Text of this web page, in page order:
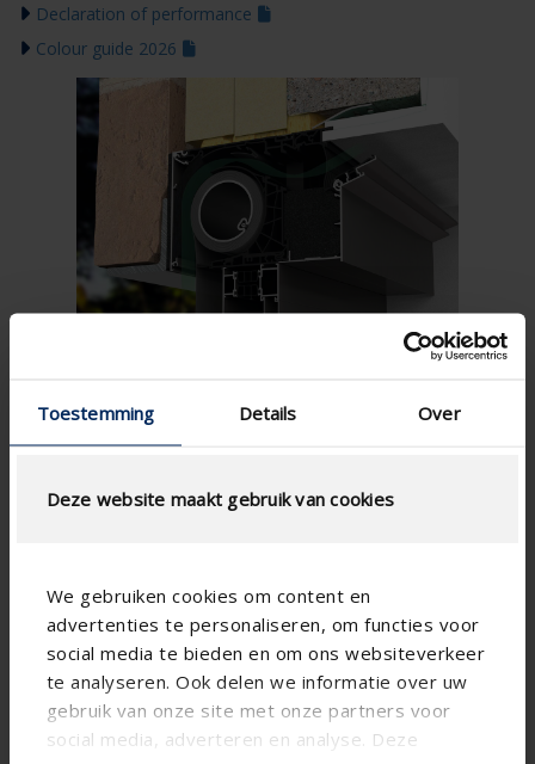
Toestemming Details Over
Deze website maakt gebruik van cookies
We gebruiken cookies om content en
advertenties te personaliseren, om functies voor
social media te bieden en om ons websiteverkeer
te analyseren. Ook delen we informatie over uw
gebruik van onze site met onze partners voor
social media, adverteren en analyse. Deze
Declaration of performance
Colour guide 2026
Technical specifications